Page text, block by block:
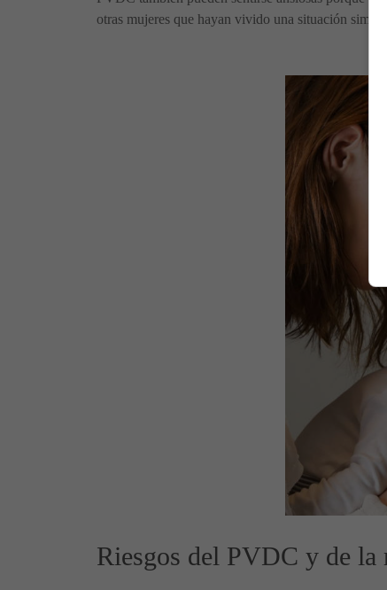
otras mujeres que hayan vivido una situación
Riesgos del PVDC y de la